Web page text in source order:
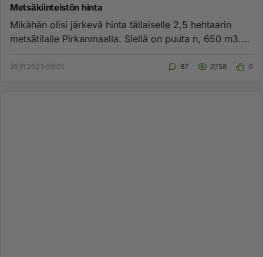
Metsäkiinteistön hinta
Mikähän olisi järkevä hinta tällaiselle 2,5 hehtaarin
metsätilalle Pirkanmaalla. Siellä on puuta n, 650 m3.
25.11.2023 09:01 87 2758 0